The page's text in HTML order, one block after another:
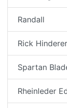
Randall
Rick Hinderer
Spartan
Rheinleder